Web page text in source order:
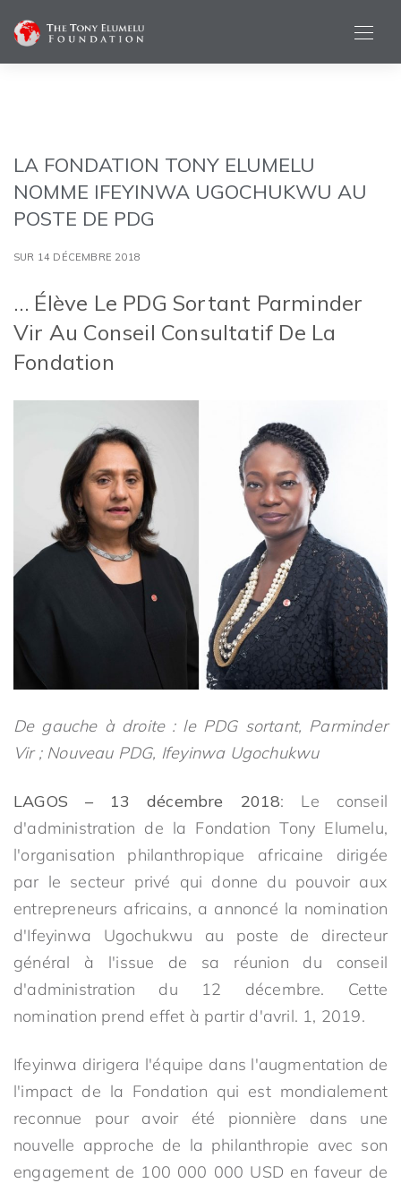
LA FONDATION TONY ELUMELU
NOMME IFEYINWA UGOCHUKWU AU
POSTE DE PDG
SUR 14 DÉCEMBRE 2018
… Élève Le PDG Sortant Parminder
Vir Au Conseil Consultatif De La
Fondation
De gauche à droite : le PDG sortant, Parminder
Vir ; Nouveau PDG, Ifeyinwa Ugochukwu
LAGOS – 13 décembre 2018: Le conseil
d'administration de la Fondation Tony Elumelu,
l'organisation philanthropique africaine dirigée
par le secteur privé qui donne du pouvoir aux
entrepreneurs africains, a annoncé la nomination
d'Ifeyinwa Ugochukwu au poste de directeur
général à l'issue de sa réunion du conseil
d'administration du 12 décembre. Cette
nomination prend effet à partir d'avril. 1, 2019.
Ifeyinwa dirigera l'équipe dans l'augmentation de
l'impact de la Fondation qui est mondialement
reconnue pour avoir été pionnière dans une
nouvelle approche de la philanthropie avec son
engagement de 100 000 000 USD en faveur de